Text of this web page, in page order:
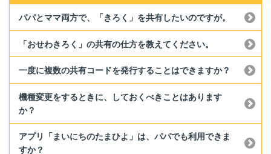
パパとママ両方で、「きろく」を共有したいのですが。
「おせわきろく」の共有の仕方を教えてください。
一度に複数の共有コードを発行することはできますか？
機種変更をするときに、しておくべきことはあります
か？
アプリ「まいにちのたまひよ」は、パパでも利用できま
すか？